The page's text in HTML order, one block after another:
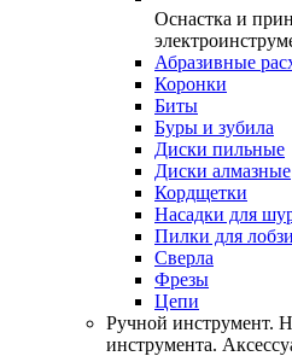
Оснастка и
Абразивные
Коронки
Биты
Буры и зубила
Диски пильные
Диски алмазные
Кордщетки
Насадки для
Пилки для
Сверла
Фрезы
Цепи
Ручной инструмент.
инструмента.